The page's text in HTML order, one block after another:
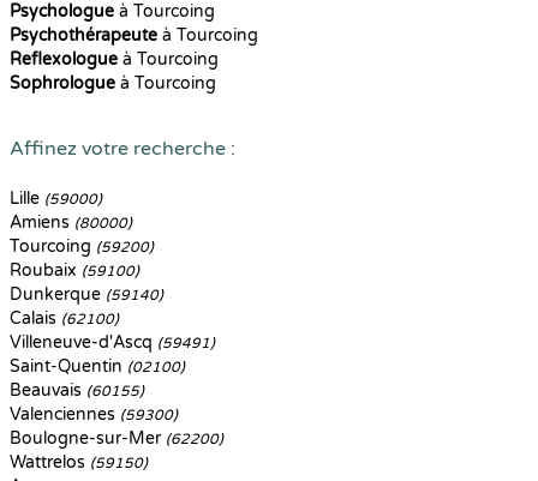
Psychologue à Tourcoing
Psychothérapeute à Tourcoing
Reflexologue à Tourcoing
Sophrologue à Tourcoing
Affinez votre recherche :
Lille (59000)
Amiens (80000)
Tourcoing (59200)
Roubaix (59100)
Dunkerque (59140)
Calais (62100)
Villeneuve-d'Ascq (59491)
Saint-Quentin (02100)
Beauvais (60155)
Valenciennes (59300)
Boulogne-sur-Mer (62200)
Wattrelos (59150)